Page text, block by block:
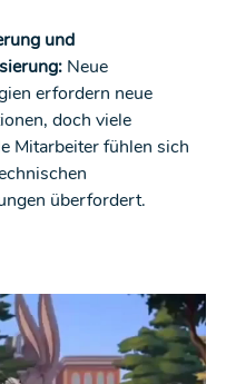
und
Neue
erfordern neue
doch viele
Mitarbeiter fühlen sich
überfordert.